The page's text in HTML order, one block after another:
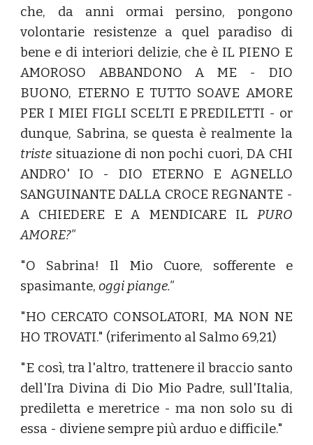
che, da anni ormai persino, pongono
volontarie resistenze a quel paradiso di
bene e di interiori delizie, che è IL PIENO E
AMOROSO ABBANDONO A ME - DIO
BUONO, ETERNO E TUTTO SOAVE AMORE
PER I MIEI FIGLI SCELTI E PREDILETTI - or
dunque, Sabrina, se questa è realmente la
triste situazione di non pochi cuori, DA CHI
ANDRO' IO - DIO ETERNO E AGNELLO
SANGUINANTE DALLA CROCE REGNANTE -
A CHIEDERE E A MENDICARE IL PURO
AMORE?"
"O Sabrina! Il Mio Cuore, sofferente e
spasimante,oggi piange."
"HO CERCATO CONSOLATORI, MA NON NE
HO TROVATI." (riferimento al Salmo 69,21)
"E così, tra l'altro, trattenere il braccio santo
dell'Ira Divina di Dio Mio Padre, sull'Italia,
prediletta e meretrice - ma non solo su di
essa - diviene sempre più arduo e difficile."